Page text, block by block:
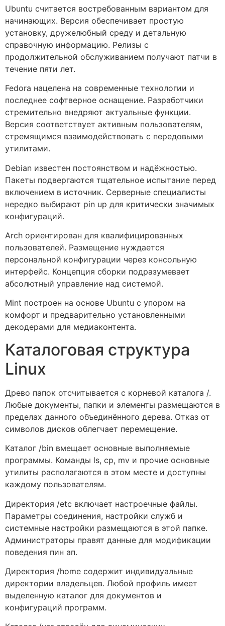
Ubuntu считается востребованным вариантом для
начинающих. Версия обеспечивает простую
установку, дружелюбный среду и детальную
справочную информацию. Релизы с
продолжительной обслуживанием получают патчи в
течение пяти лет.
Fedora нацелена на современные технологии и
последнее софтверное оснащение. Разработчики
стремительно внедряют актуальные функции.
Версия соответствует активным пользователям,
стремящимся взаимодействовать с передовыми
утилитами.
Debian известен постоянством и надёжностью.
Пакеты подвергаются тщательное испытание перед
включением в источник. Серверные специалисты
нередко выбирают pin up для критически значимых
конфигураций.
Arch ориентирован для квалифицированных
пользователей. Размещение нуждается
персональной конфигурации через консольную
интерфейс. Концепция сборки подразумевает
абсолютный управление над системой.
Mint построен на основе Ubuntu с упором на
комфорт и предварительно установленными
декодерами для медиаконтента.
Каталоговая структура
Linux
Древо папок отсчитывается с корневой каталога /.
Любые документы, папки и элементы размещаются в
пределах данного объединённого дерева. Отказ от
символов дисков облегчает перемещение.
Каталог /bin вмещает основные выполняемые
программы. Команды ls, cp, mv и прочие основные
утилиты располагаются в этом месте и доступны
каждому пользователям.
Директория /etc включает настроечные файлы.
Параметры соединения, настройки служб и
системные настройки размещаются в этой папке.
Администраторы правят данные для модификации
поведения пин ап.
Директория /home содержит индивидуальные
директории владельцев. Любой профиль имеет
выделенную каталог для документов и
конфигураций программ.